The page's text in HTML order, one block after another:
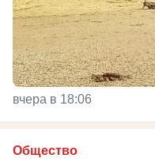
вчера в 18:06
Общество